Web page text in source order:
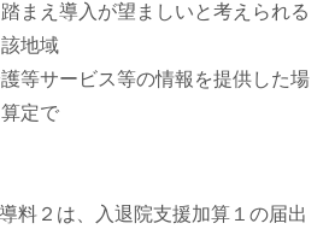
まえ導入が望ましいと考えられる
地域
等サービス等の情報を提供した場
定で
料２は、入退院支援加算１の届出